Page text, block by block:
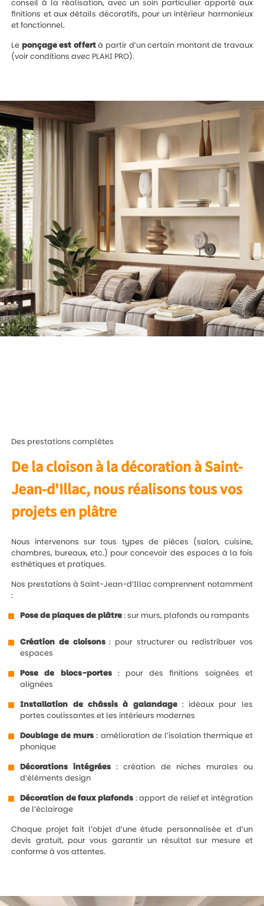
conseil à la réalisation, avec un soin particulier apporté aux
finitions et aux détails décoratifs, pour un intérieur harmonieux
et fonctionnel.
Le ponçage est offertà partir d’un certain montant de travaux
(voir conditions avec PLAKI PRO).
Des prestations complètes
De la cloison à la décoration à Saint-
Jean-d'Illac, nous réalisons tous vos
projets en plâtre
Nous intervenons sur tous types de pièces (salon, cuisine,
chambres, bureaux, etc.) pour concevoir des espaces à la fois
esthétiques et pratiques.
Nos prestations à Saint-Jean-d’Illac comprennent notamment
:
Pose de plaques de plâtre: sur murs, plafonds ou rampants
Création de cloisons: pour structurer ou redistribuer vos
espaces
Pose de blocs-portes: pour des finitions soignées et
alignées
Installation de châssis à galandage: idéaux pour les
portes coulissantes et les intérieurs modernes
Doublage de murs : amélioration de l’isolation thermique et
phonique
Décorations intégrées : création de niches murales ou
d’éléments design
Décoration de faux plafonds : apport de relief et intégration
de l’éclairage
Chaque projet fait l’objet d’une étude personnalisée et d’un
devis gratuit, pour vous garantir un résultat sur mesure et
conforme à vos attentes.